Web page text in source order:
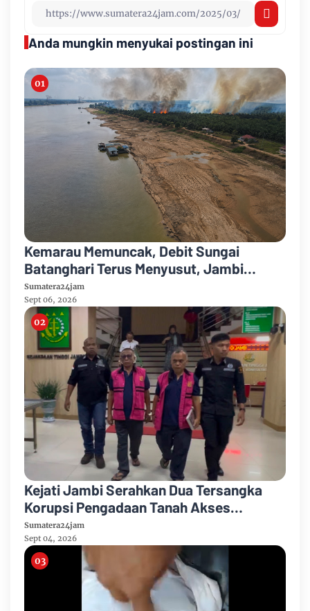
Anda mungkin menyukai postingan ini
Kemarau Memuncak, Debit Sungai
Batanghari Terus Menyusut, Jambi
Hadapi Ancaman Krisis Air Bersih dan
Karhutla
Sumatera24jam
Sept 06, 2026
Kejati Jambi Serahkan Dua Tersangka
Korupsi Pengadaan Tanah Akses
Pelabuhan Ujung Jabung Ke Penuntut
Umum
Sumatera24jam
Sept 04, 2026